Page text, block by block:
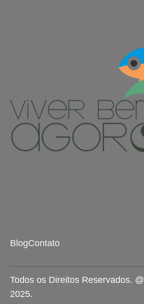
BlogContato
Todos os Direitos Reservados. @
2025.